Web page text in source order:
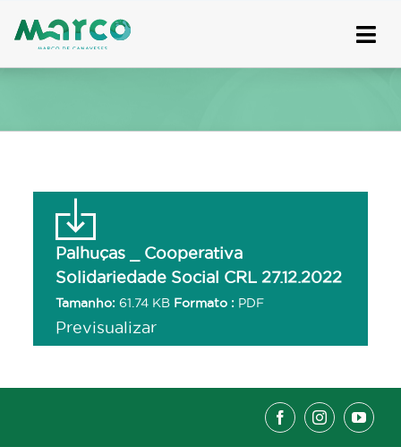
to
Palhuças _ Cooperativa
Solidariedade Social CRL 27.12.2022
Tamanho: 61.74 KB Formato : PDF
Previsualizar